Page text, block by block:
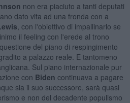
non era piaciuto a tanti deputati
dato vita ad una fronda con a
, con l'obiettivo di impallinarlo se
il feeling con l'erede al trono
del piano di respingimento
a palazzo reale. E tantomeno
Sul piano internazionale pur
con Biden continuava a pagare
sia il suo successore, sarà quasi
e non del decadente populismo